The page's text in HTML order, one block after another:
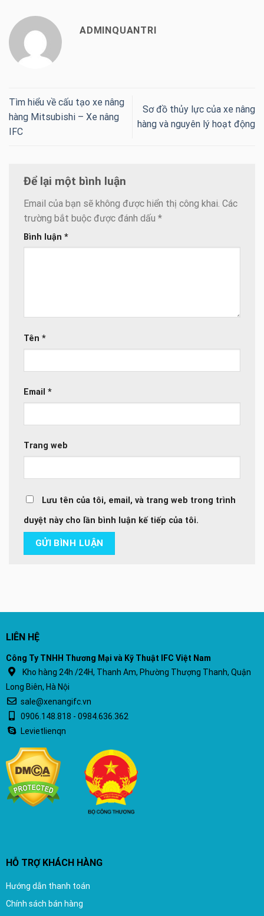
ADMINQUANTRI
Tìm hiểu về cấu tạo xe nâng
hàng Mitsubishi – Xe nâng
IFC
Sơ đồ thủy lực của xe nâng
hàng và nguyên lý hoạt động
Để lại một bình luận
Email của bạn sẽ không được hiển thị công khai. Các
trường bắt buộc được đánh dấu *
Bình luận *
Tên *
Email *
Trang web
Lưu tên của tôi, email, và trang web trong trình
duyệt này cho lần bình luận kế tiếp của tôi.
LIÊN HỆ
Công Ty TNHH Thương Mại và Kỹ Thuật IFC Việt Nam
Kho hàng 24h /24H, Thanh Am, Phường Thượng Thanh, Quận
Long Biên, Hà Nội
sale@xenangifc.vn
0906.148.818 - 0984.636.362
Levietlienqn
HỖ TRỢ KHÁCH HÀNG
Hướng dẫn thanh toán
Chính sách bán hàng